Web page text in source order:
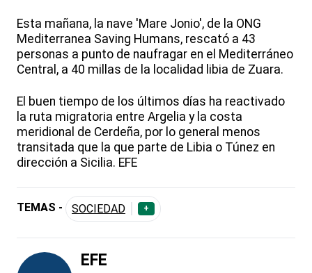
Esta mañana, la nave 'Mare Jonio', de la ONG
Mediterranea Saving Humans, rescató a 43
personas a punto de naufragar en el Mediterráneo
Central, a 40 millas de la localidad libia de Zuara.
El buen tiempo de los últimos días ha reactivado
la ruta migratoria entre Argelia y la costa
meridional de Cerdeña, por lo general menos
transitada que la que parte de Libia o Túnez en
dirección a Sicilia. EFE
TEMAS - SOCIEDAD +
EFE